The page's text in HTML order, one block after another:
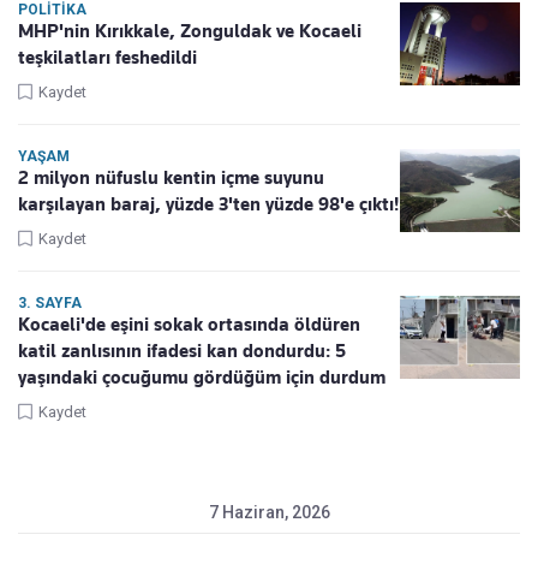
POLITIKA
MHP'nin Kırıkkale, Zonguldak ve Kocaeli
teşkilatları feshedildi
Kaydet
YAŞAM
2 milyon nüfuslu kentin içme suyunu
karşılayan baraj, yüzde 3'ten yüzde 98'e çıktı!
Kaydet
3. SAYFA
Kocaeli'de eşini sokak ortasında öldüren
katil zanlısının ifadesi kan dondurdu: 5
yaşındaki çocuğumu gördüğüm için durdum
Kaydet
7 Haziran, 2026